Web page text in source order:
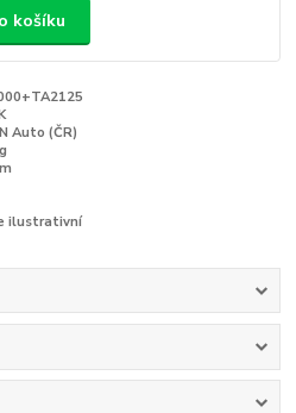
košíku
Auto (ČR)
ilustrativní